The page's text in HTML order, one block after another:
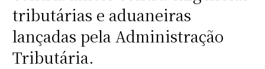
tributárias e aduaneiras
lançadas pela Administração
Tributária.